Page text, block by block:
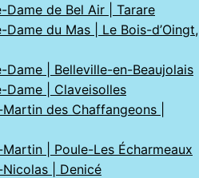
Dame de Bel Air | Tarare
Dame du Mas | Le Bois-d’Oingt,
Dame | Belleville-en-Beaujolais
Dame | Claveisolles
des Chaffangeons |
| Poule-Les Écharmeaux
| Denicé